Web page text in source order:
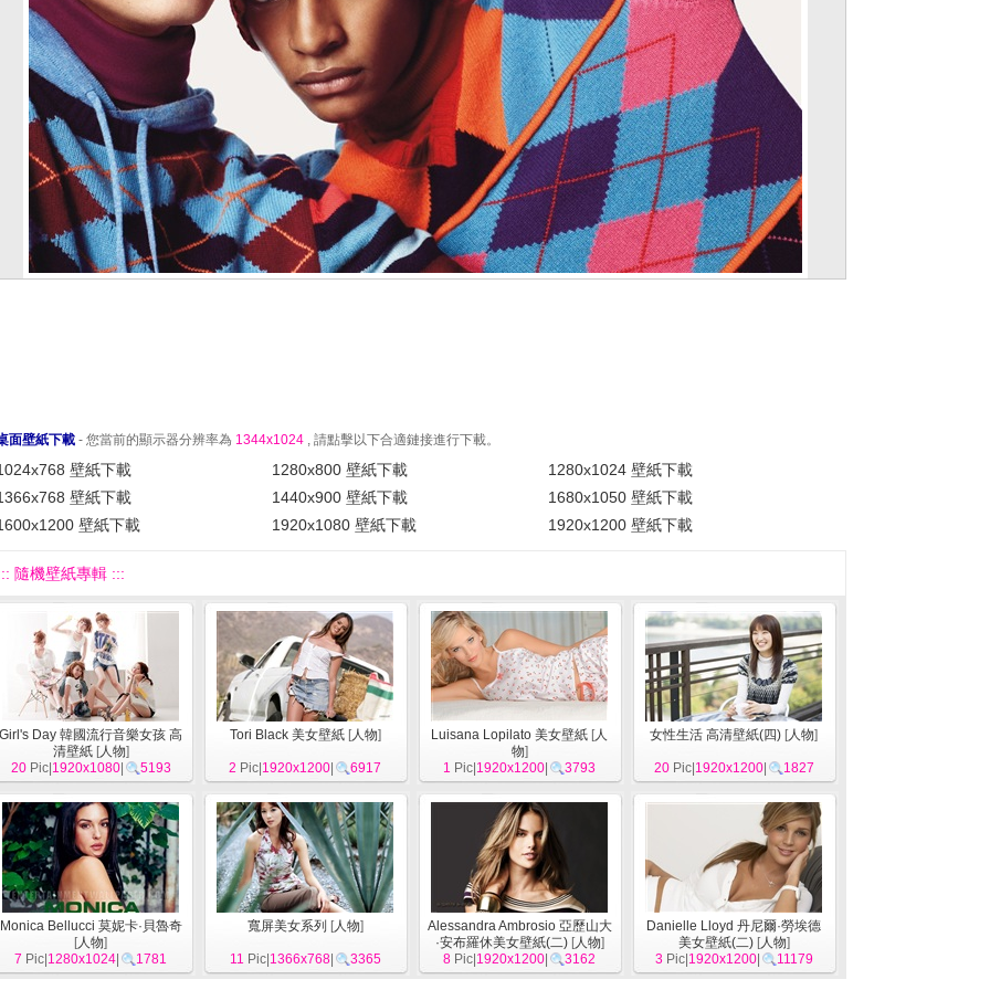
面壁紙下載 - 您當前的顯示器分辨率為 1344x1024 , 請點擊以下合適鏈接進行下載。
壁紙下載 1280x800 壁紙下載
1280x1024 壁紙下載
壁紙下載
1440x900 壁紙下載
1680x1050 壁紙下載
壁紙下載
1920x1080 壁紙下載 1920x1200 壁紙下載
隨機壁紙專輯 :::
Girl's Day 韓國流行音樂女孩 高
清壁紙[人物]
20Pic| 1920x1080| 5193
Tori Black 美女壁紙[人物]
2 Pic| 1920x1200 6917
Luisana Lopilato 美女壁紙 [人
物]
1 Pic| 1920x1200 3793
女性生活 高清壁紙(四) [人物]
20Pic| 1920x1200| 1827
Monica Bellucci 莫妮卡·貝魯奇
[人物]
7 Pic| 1280x1024 1781
寬屏美女系列 [人物]
11 Pic| 1366x768| 3365
Alessandra Ambrosio 亞歷山大
·安布羅休美女壁紙(二)[人物]
8 Pic| 1920x1200 3162
Danielle Lloyd 丹尼爾·勞埃德
美女壁紙(二)[人物]
3Pic| 1920x1200| 11179